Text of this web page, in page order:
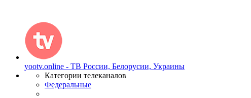
yootv.online - ТВ России, Белорусии, Украины
Категории телеканалов
Федеральные